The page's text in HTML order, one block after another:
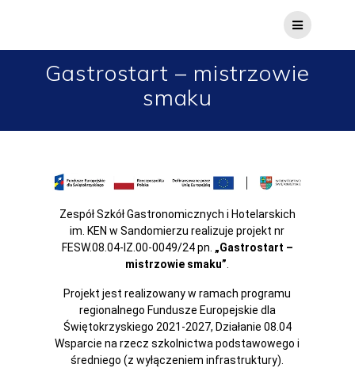
Gastrostart – mistrzowie
smaku
Zespół Szkół Gastronomicznych i Hotelarskich
im. KEN w Sandomierzu realizuje projekt nr
FESW.08.04-IZ.00-0049/24 pn. „Gastrostart –
mistrzowie smaku”.
Projekt jest realizowany w ramach programu
regionalnego Fundusze Europejskie dla
Świętokrzyskiego 2021-2027, Działanie 08.04
Wsparcie na rzecz szkolnictwa podstawowego i
średniego (z wyłączeniem infrastruktury).